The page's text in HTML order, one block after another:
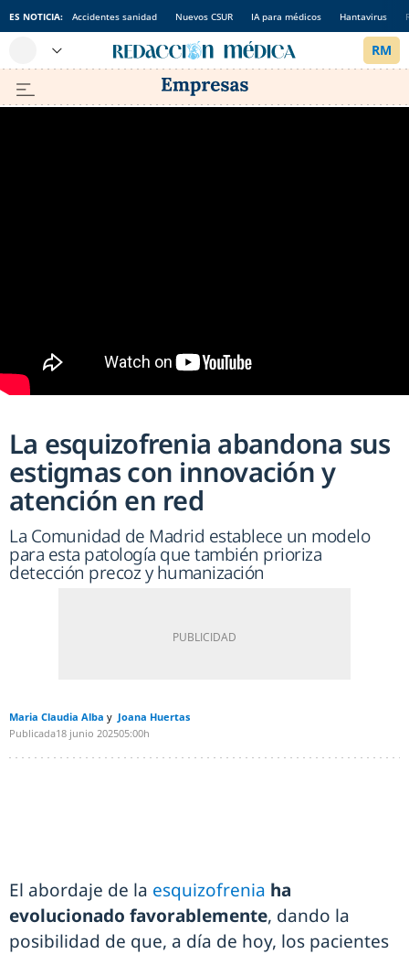
ES NOTICIA: Accidentes sanidad Nuevos CSUR IA para médicos Hantavirus
La esquizofrenia abandona sus
estigmas con innovación y
atención en red
La Comunidad de Madrid establece un modelo
para esta patología que también prioriza
detección precoz y humanización
Maria Claudia Alba
Joana Huertas
Publicada18 junio 202505:00h
El abordaje de la esquizofrenia ha
evolucionado favorablemente, dando la
posibilidad de que, a día de hoy, los pacientes